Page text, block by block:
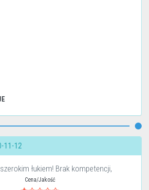
11-12
łukiem! Brak kompetencji,
Cena/Jakość